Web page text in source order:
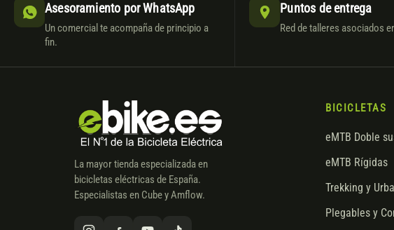
Asesoramiento por WhatsApp
Un comercial te acompaña de principio a
fin.
Puntos de entrega
Red de talleres asociados
La mayor tienda especializada en
bicicletas eléctricas de España.
Especialistas en Cube y Amflow.
BICICLETAS
eMTB Doble
eMTB Rígidas
Trekking y
Plegables y